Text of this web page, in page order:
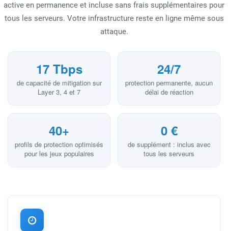
active en permanence et incluse sans frais supplémentaires pour
tous les serveurs. Votre infrastructure reste en ligne même sous
attaque.
17 Tbps
de capacité de mitigation sur
Layer 3, 4 et 7
24/7
protection permanente, aucun
délai de réaction
40+
profils de protection optimisés
pour les jeux populaires
0 €
de supplément : inclus avec
tous les serveurs